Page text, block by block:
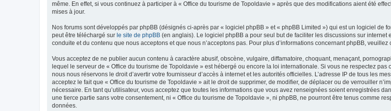
même. En effet, si vous continuez à participer à « Office du tourisme de Topoldavie » après que des modifications aient été
mises à jour.
Nos forums sont développés par phpBB (désignés ci-après par « logiciel phpBB » et « phpBB Limited ») qui est un logiciel de
peut être téléchargé sur le site de phpBB (en anglais). Le logiciel phpBB a pour seul but de faciliter les discussions sur
conduite et du contenu que nous acceptons et que nous n’acceptons pas. Pour plus d’informations concernant phpBB, veuillez
Vous acceptez de ne publier aucun contenu à caractère abusif, obscène, vulgaire, diffamatoire, choquant, menaçant,
lequel le serveur de « Office du tourisme de Topoldavie » est hébergé ou encore la loi internationale. Si vous ne respectez
nous nous réservons le droit d’avertir votre fournisseur d’accès à internet et les autorités officielles. L’adresse IP de tous les
acceptez le fait que « Office du tourisme de Topoldavie » ait le droit de supprimer, de modifier, de déplacer ou de verrouiller
nécessaire. En tant qu’utilisateur, vous acceptez que toutes les informations que vous avez renseignées soient enregistrées
une tierce partie sans votre consentement, ni « Office du tourisme de Topoldavie », ni phpBB, ne pourront être tenus comme
données.